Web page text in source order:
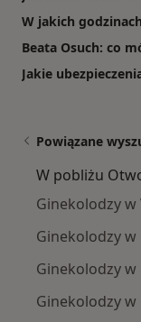
W jakich
Beata Osuch: co
Jakie
Powiązane
W pobliżu
Ginekolodzy w
Ginekolodzy
Ginekolodzy
Ginekolodzy w